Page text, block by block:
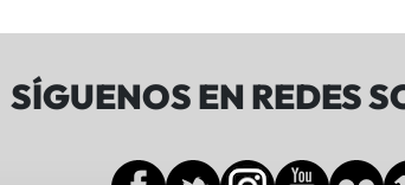
SÍGUENOS EN REDES